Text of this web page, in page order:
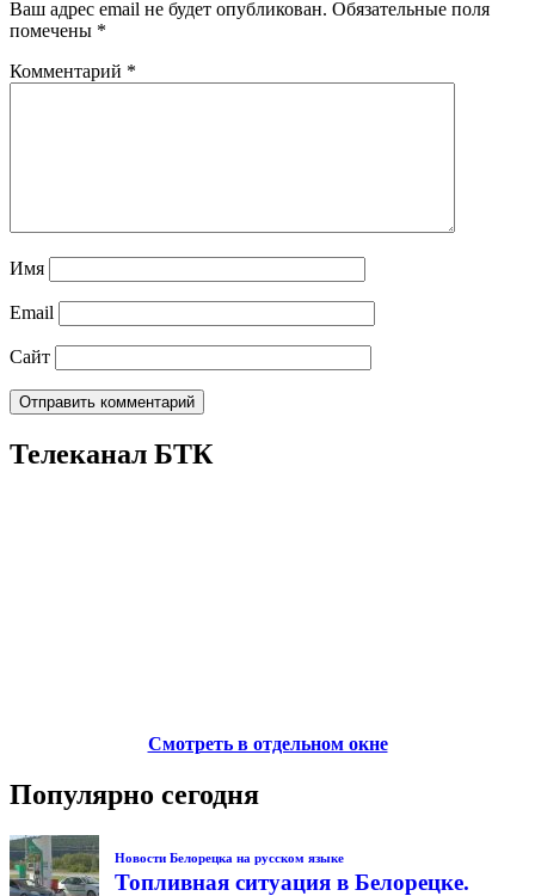
Ваш адрес email не будет опубликован. Обязательные поля
помечены *
Комментарий *
Имя
Email
Сайт
Телеканал БТК
Смотреть в отдельном окне
Популярно сегодня
Новости Белорецка на русском языке
Топливная ситуация в Белорецке.